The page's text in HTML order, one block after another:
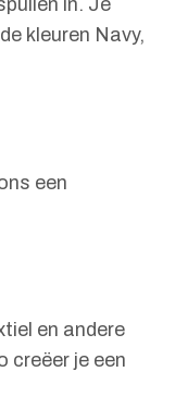
in. Je
kleuren Navy,
een
en andere
creëer je een